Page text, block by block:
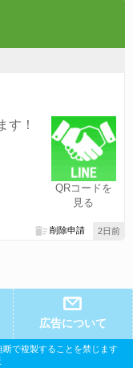
QRコードを
見る
す！
2日前
削除申請
広告について
で複製することを禁じます